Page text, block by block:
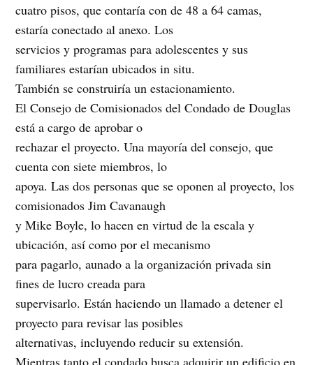
cuatro pisos, que contaría con de 48 a 64 camas,
estaría conectado al anexo. Los
servicios y programas para adolescentes y sus
familiares estarían ubicados in situ.
También se construiría un estacionamiento.
El Consejo de Comisionados del Condado de Douglas
está a cargo de aprobar o
rechazar el proyecto. Una mayoría del consejo, que
cuenta con siete miembros, lo
apoya. Las dos personas que se oponen al proyecto, los
comisionados Jim Cavanaugh
y Mike Boyle, lo hacen en virtud de la escala y
ubicación, así como por el mecanismo
para pagarlo, aunado a la organización privada sin
fines de lucro creada para
supervisarlo. Están haciendo un llamado a detener el
proyecto para revisar las posibles
alternativas, incluyendo reducir su extensión.
Mientras tanto el condado busca adquirir un edificio en